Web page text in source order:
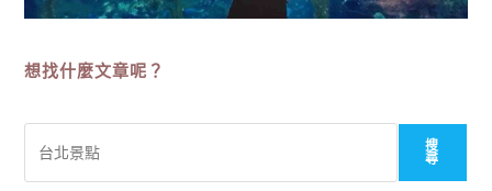
想找什麼文章呢？
尋
搜
尋